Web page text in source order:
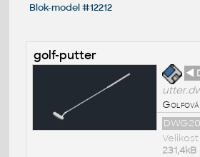
Blok-model #12212
golf-putter
◄
Velikost
231,4kB